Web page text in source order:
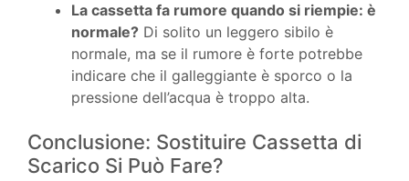
La cassetta fa rumore quando si riempie: è
normale? Di solito un leggero sibilo è
normale, ma se il rumore è forte potrebbe
indicare che il galleggiante è sporco o la
pressione dell’acqua è troppo alta.
Conclusione: Sostituire Cassetta di
Scarico Si Può Fare?